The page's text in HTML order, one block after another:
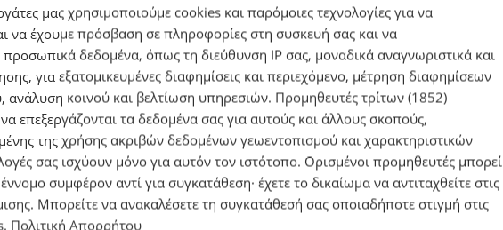
δομή με μηδενικό κόστος
μας χρησιμοποιούμε cookies και παρόμοιες τεχνολογίες για να
να έχουμε πρόσβαση σε πληροφορίες στη συσκευή σας και να
προσωπικά δεδομένα, όπως τη διεύθυνση IP σας, μοναδικά αναγνωριστικά και
για εξατομικευμένες διαφημίσεις και περιεχόμενο, μέτρηση διαφημίσεων
ανάλυση κοινού και βελτίωση υπηρεσιών. Προμηθευτές τρίτων (1852)
να επεξεργάζονται τα δεδομένα σας για αυτούς και άλλους σκοπούς,
της χρήσης ακριβών δεδομένων γεωεντοπισμού και χαρακτηριστικών
σας ισχύουν μόνο για αυτόν τον ιστότοπο. Ορισμένοι προμηθευτές μπορεί
συμφέρον αντί για συγκατάθεση· έχετε το δικαίωμα να αντιταχθείτε στις
. Μπορείτε να ανακαλέσετε τη συγκατάθεσή σας οποιαδήποτε στιγμή στις
. Πολιτική Απορρήτου